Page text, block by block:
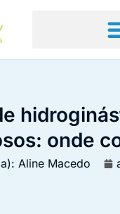
onde
Aline Macedo